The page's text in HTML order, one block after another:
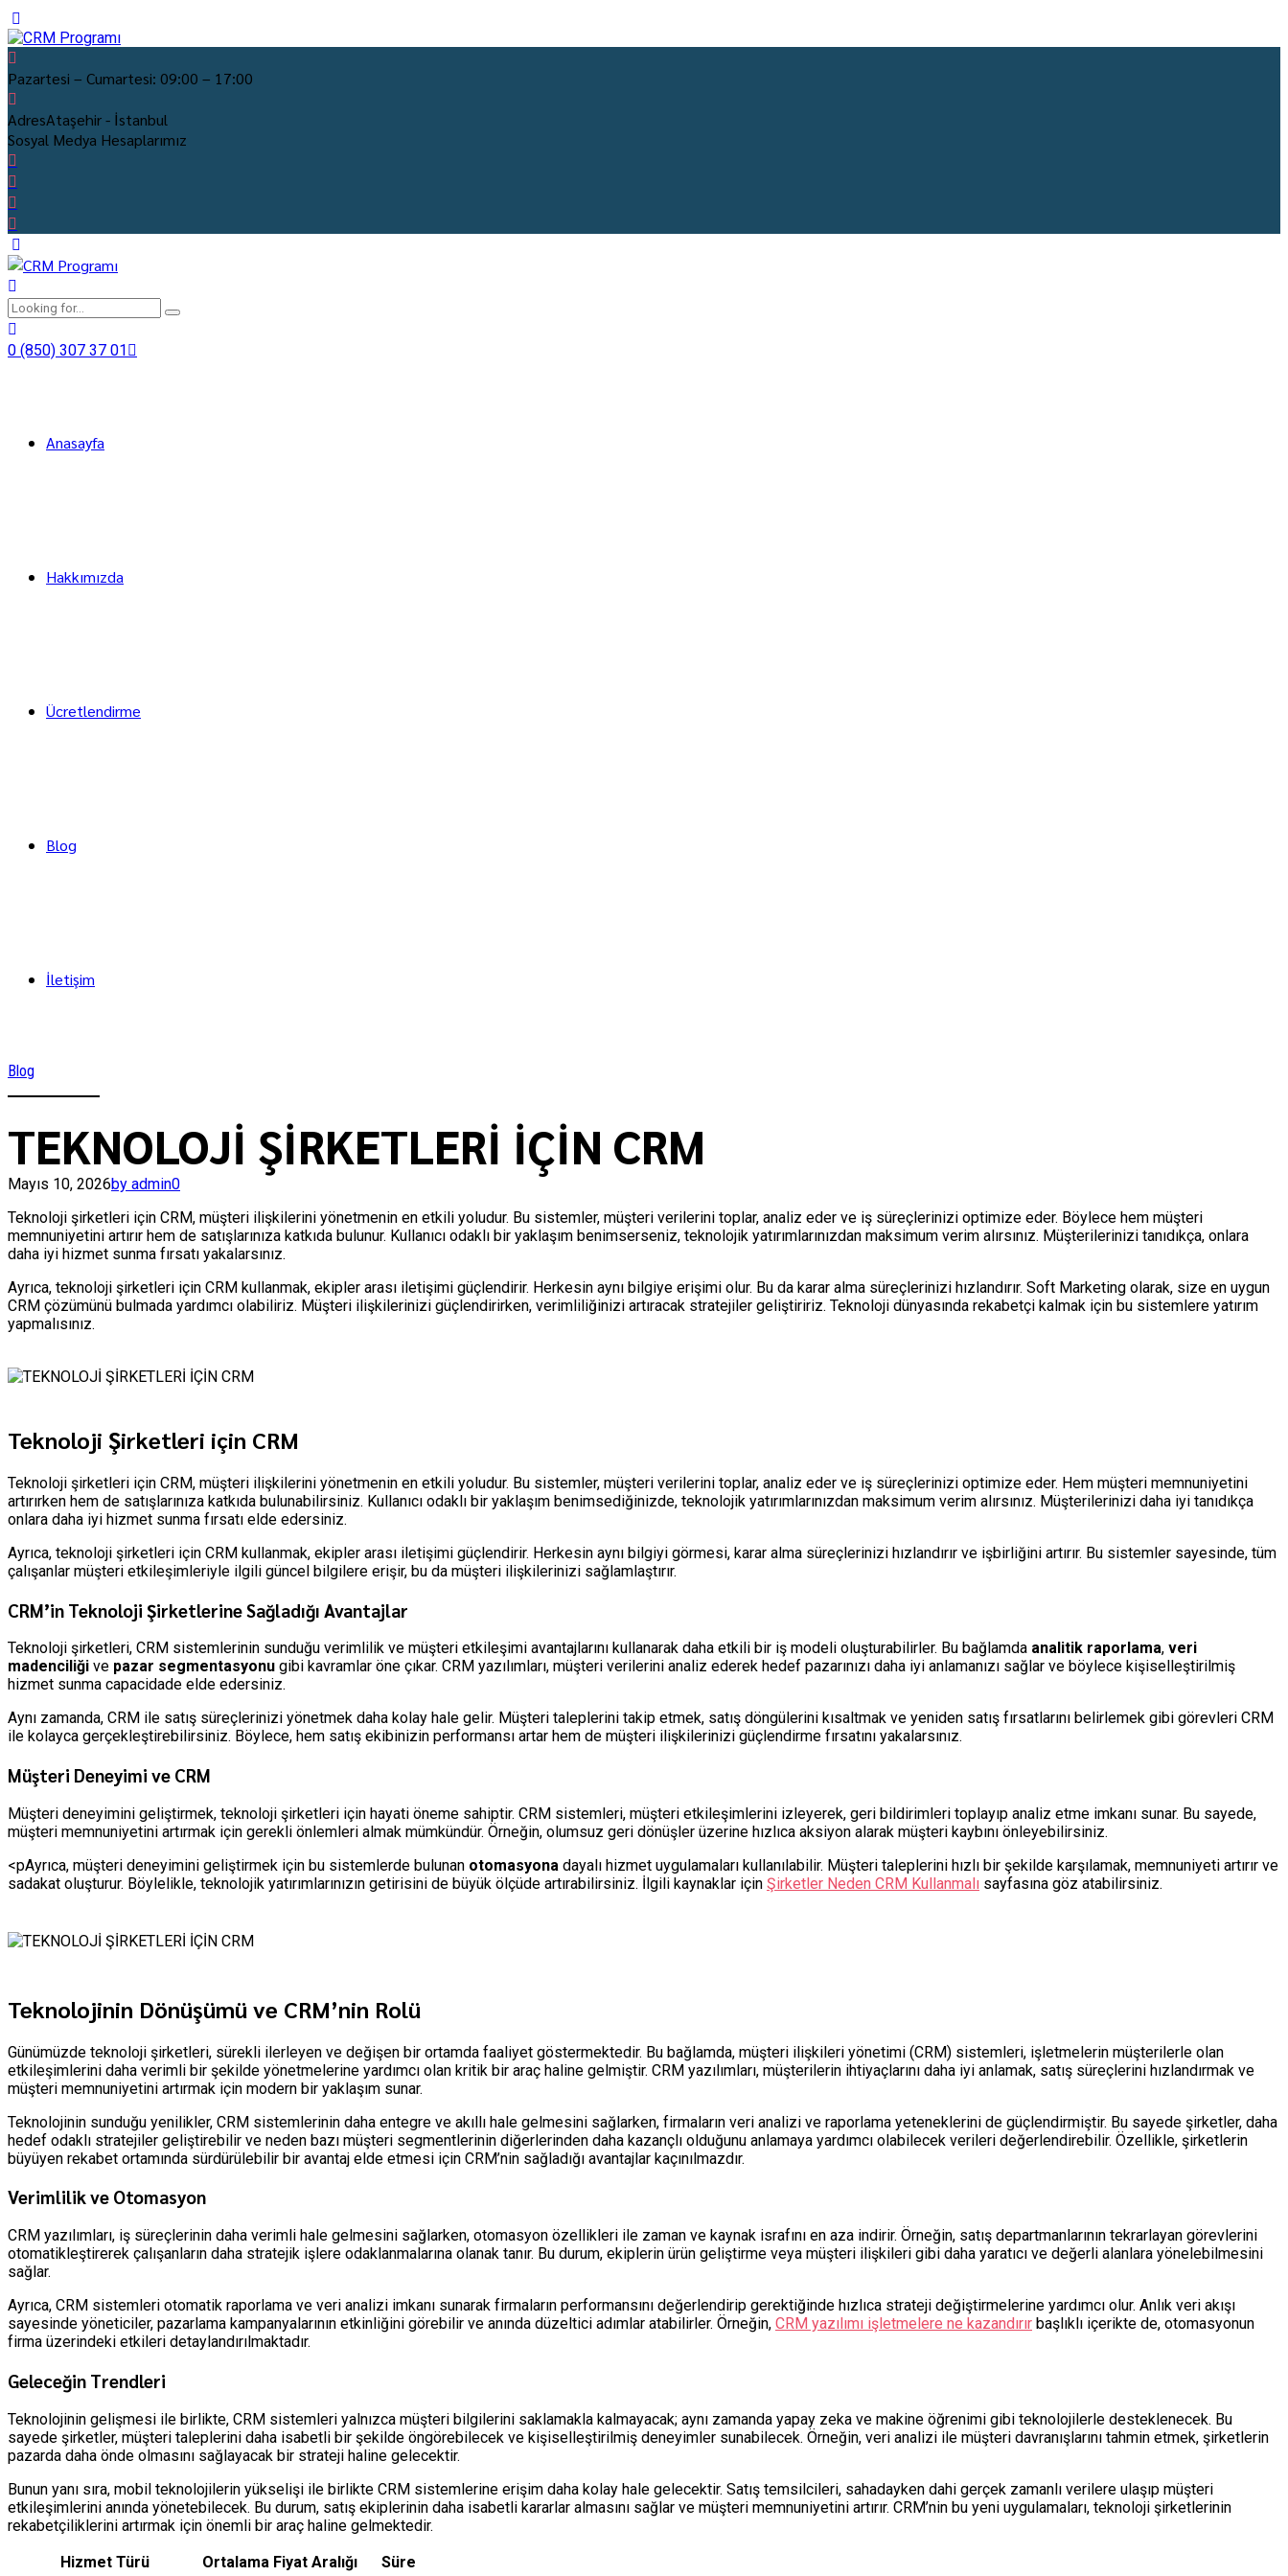
Pazartesi – Cumartesi: 09:00 – 17:00
AdresAtaşehir - İstanbul
Sosyal Medya Hesaplarımız
0 (850) 307 37 01
Anasayfa
Hakkımızda
Ücretlendirme
Blog
İletişim
Blog
TEKNOLOJİ ŞİRKETLERİ İÇİN CRM
Mayıs 10, 2026by admin0
Teknoloji şirketleri için CRM, müşteri ilişkilerini yönetmenin en etkili yoludur. Bu sistemler, müşteri verilerini toplar, analiz eder ve iş süreçlerinizi optimize eder. Böylece hem müşteri
memnuniyetini artırır hem de satışlarınıza katkıda bulunur. Kullanıcı odaklı bir yaklaşım benimserseniz, teknolojik yatırımlarınızdan maksimum verim alırsınız. Müşterilerinizi tanıdıkça, onlara
daha iyi hizmet sunma fırsatı yakalarsınız.
Ayrıca, teknoloji şirketleri için CRM kullanmak, ekipler arası iletişimi güçlendirir. Herkesin aynı bilgiye erişimi olur. Bu da karar alma süreçlerinizi hızlandırır. Soft Marketing olarak, size en uygun
CRM çözümünü bulmada yardımcı olabiliriz. Müşteri ilişkilerinizi güçlendirirken, verimliliğinizi artıracak stratejiler geliştiririz. Teknoloji dünyasında rekabetçi kalmak için bu sistemlere yatırım
yapmalısınız.
Teknoloji Şirketleri için CRM
Teknoloji şirketleri için CRM, müşteri ilişkilerini yönetmenin en etkili yoludur. Bu sistemler, müşteri verilerini toplar, analiz eder ve iş süreçlerinizi optimize eder. Hem müşteri memnuniyetini
artırırken hem de satışlarınıza katkıda bulunabilirsiniz. Kullanıcı odaklı bir yaklaşım benimsediğinizde, teknolojik yatırımlarınızdan maksimum verim alırsınız. Müşterilerinizi daha iyi tanıdıkça
onlara daha iyi hizmet sunma fırsatı elde edersiniz.
Ayrıca, teknoloji şirketleri için CRM kullanmak, ekipler arası iletişimi güçlendirir. Herkesin aynı bilgiyi görmesi, karar alma süreçlerinizi hızlandırır ve işbirliğini artırır. Bu sistemler sayesinde, tüm
çalışanlar müşteri etkileşimleriyle ilgili güncel bilgilere erişir, bu da müşteri ilişkilerinizi sağlamlaştırır.
CRM’in Teknoloji Şirketlerine Sağladığı Avantajlar
Teknoloji şirketleri, CRM sistemlerinin sunduğu verimlilik ve müşteri etkileşimi avantajlarını kullanarak daha etkili bir iş modeli oluşturabilirler. Bu bağlamda analitik raporlama, veri
madenciliği ve pazar segmentasyonu gibi kavramlar öne çıkar. CRM yazılımları, müşteri verilerini analiz ederek hedef pazarınızı daha iyi anlamanızı sağlar ve böylece kişiselleştirilmiş
hizmet sunma capacidade elde edersiniz.
Aynı zamanda, CRM ile satış süreçlerinizi yönetmek daha kolay hale gelir. Müşteri taleplerini takip etmek, satış döngülerini kısaltmak ve yeniden satış fırsatlarını belirlemek gibi görevleri CRM
ile kolayca gerçekleştirebilirsiniz. Böylece, hem satış ekibinizin performansı artar hem de müşteri ilişkilerinizi güçlendirme fırsatını yakalarsınız.
Müşteri Deneyimi ve CRM
Müşteri deneyimini geliştirmek, teknoloji şirketleri için hayati öneme sahiptir. CRM sistemleri, müşteri etkileşimlerini izleyerek, geri bildirimleri toplayıp analiz etme imkanı sunar. Bu sayede,
müşteri memnuniyetini artırmak için gerekli önlemleri almak mümkündür. Örneğin, olumsuz geri dönüşler üzerine hızlıca aksiyon alarak müşteri kaybını önleyebilirsiniz.
<pAyrıca, müşteri deneyimini geliştirmek için bu sistemlerde bulunan otomasyona dayalı hizmet uygulamaları kullanılabilir. Müşteri taleplerini hızlı bir şekilde karşılamak, memnuniyeti artırır ve
sadakat oluşturur. Böylelikle, teknolojik yatırımlarınızın getirisini de büyük ölçüde artırabilirsiniz. İlgili kaynaklar için Şirketler Neden CRM Kullanmalı sayfasına göz atabilirsiniz.
Teknolojinin Dönüşümü ve CRM’nin Rolü
Günümüzde teknoloji şirketleri, sürekli ilerleyen ve değişen bir ortamda faaliyet göstermektedir. Bu bağlamda, müşteri ilişkileri yönetimi (CRM) sistemleri, işletmelerin müşterilerle olan
etkileşimlerini daha verimli bir şekilde yönetmelerine yardımcı olan kritik bir araç haline gelmiştir. CRM yazılımları, müşterilerin ihtiyaçlarını daha iyi anlamak, satış süreçlerini hızlandırmak ve
müşteri memnuniyetini artırmak için modern bir yaklaşım sunar.
Teknolojinin sunduğu yenilikler, CRM sistemlerinin daha entegre ve akıllı hale gelmesini sağlarken, firmaların veri analizi ve raporlama yeteneklerini de güçlendirmiştir. Bu sayede şirketler, daha
hedef odaklı stratejiler geliştirebilir ve neden bazı müşteri segmentlerinin diğerlerinden daha kazançlı olduğunu anlamaya yardımcı olabilecek verileri değerlendirebilir. Özellikle, şirketlerin
büyüyen rekabet ortamında sürdürülebilir bir avantaj elde etmesi için CRM’nin sağladığı avantajlar kaçınılmazdır.
Verimlilik ve Otomasyon
CRM yazılımları, iş süreçlerinin daha verimli hale gelmesini sağlarken, otomasyon özellikleri ile zaman ve kaynak israfını en aza indirir. Örneğin, satış departmanlarının tekrarlayan görevlerini
otomatikleştirerek çalışanların daha stratejik işlere odaklanmalarına olanak tanır. Bu durum, ekiplerin ürün geliştirme veya müşteri ilişkileri gibi daha yaratıcı ve değerli alanlara yönelebilmesini
sağlar.
Ayrıca, CRM sistemleri otomatik raporlama ve veri analizi imkanı sunarak firmaların performansını değerlendirip gerektiğinde hızlıca strateji değiştirmelerine yardımcı olur. Anlık veri akışı
sayesinde yöneticiler, pazarlama kampanyalarının etkinliğini görebilir ve anında düzeltici adımlar atabilirler. Örneğin, CRM yazılımı işletmelere ne kazandırır başlıklı içerikte de, otomasyonun
firma üzerindeki etkileri detaylandırılmaktadır.
Geleceğin Trendleri
Teknolojinin gelişmesi ile birlikte, CRM sistemleri yalnızca müşteri bilgilerini saklamakla kalmayacak; aynı zamanda yapay zeka ve makine öğrenimi gibi teknolojilerle desteklenecek. Bu
sayede şirketler, müşteri taleplerini daha isabetli bir şekilde öngörebilecek ve kişiselleştirilmiş deneyimler sunabilecek. Örneğin, veri analizi ile müşteri davranışlarını tahmin etmek, şirketlerin
pazarda daha önde olmasını sağlayacak bir strateji haline gelecektir.
Bunun yanı sıra, mobil teknolojilerin yükselişi ile birlikte CRM sistemlerine erişim daha kolay hale gelecektir. Satış temsilcileri, sahadayken dahi gerçek zamanlı verilere ulaşıp müşteri
etkileşimlerini anında yönetebilecek. Bu durum, satış ekiplerinin daha isabetli kararlar almasını sağlar ve müşteri memnuniyetini artırır. CRM’nin bu yeni uygulamaları, teknoloji şirketlerinin
rekabetçiliklerini artırmak için önemli bir araç haline gelmektedir.
Hizmet Türü
Ortalama Fiyat Aralığı
Süre